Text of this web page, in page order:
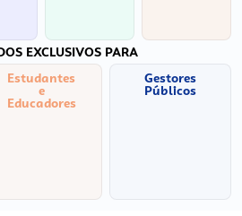
EXCLUSIVOS PARA
Estudantes
e
Educadores
Gestores
Públicos